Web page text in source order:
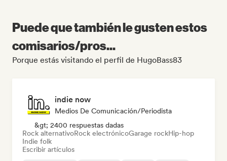
Puede que también le gusten estos
comisarios/pros...
Porque estás visitando el perfil de HugoBass83
indie now
Medios De Comunicación/Periodista
&gt; 2400 respuestas dadas
Rock alternativoRock electrónicoGarage rockHip-hop
Indie folk
Escribir artículos